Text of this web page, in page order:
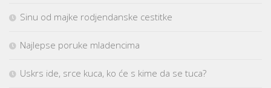
Sinu od majke rodjendanske cestitke
Najlepse poruke mladencima
Uskrs ide, srce kuca, ko će s kime da se tuca?